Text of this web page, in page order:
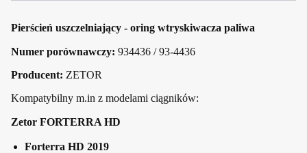
Pierścień uszczelniający - oring wtryskiwacza paliwa
Numer porównawczy: 934436 / 93-4436
Producent: ZETOR
Kompatybilny m.in z modelami ciągników:
Zetor FORTERRA HD
Forterra HD 2019